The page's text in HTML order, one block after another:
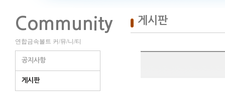
Community
연합금속볼트 커/뮤/니/티
공지사항
게시판
게시판